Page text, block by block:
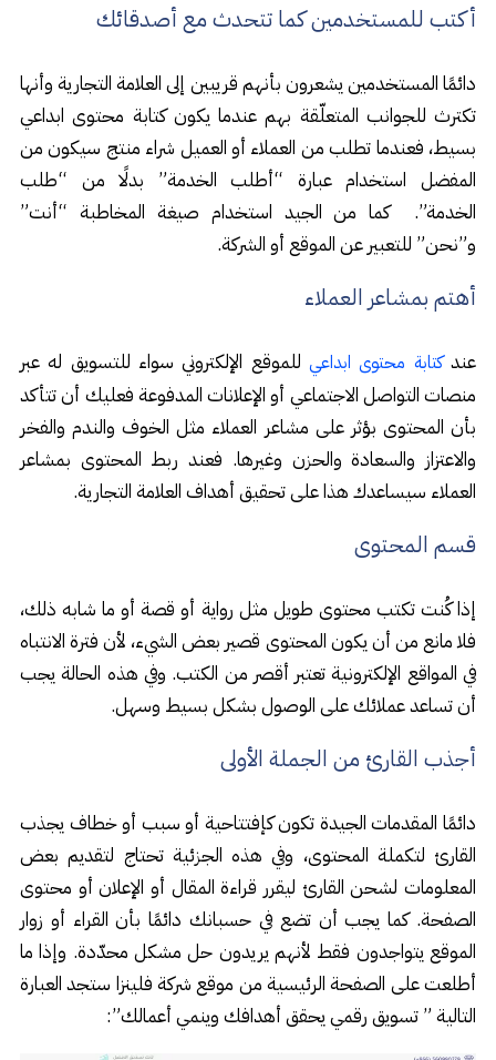
أكتب للمستخدمين كما تتحدث مع أصدقائك
دائمًا المستخدمين يشعرون بأنهم قريبين إلى العلامة التجارية وأنها
تكترث للجوانب المتعلّقة بهم عندما يكون كتابة محتوى ابداعي
بسيط، فعندما تطلب من العملاء أو العميل شراء منتج سيكون من
المفضل استخدام عبارة “أطلب الخدمة” بدلًا من “طلب
الخدمة”. كما من الجيد استخدام صيغة المخاطبة “أنت”
و”نحن” للتعبير عن الموقع أو الشركة.
أهتم بمشاعر العملاء
عندكتابة محتوى ابداعيللموقع الإلكتروني سواء للتسويق له عبر
منصات التواصل الاجتماعي أو الإعلانات المدفوعة فعليك أن تتأكد
بأن المحتوى بؤثر على مشاعر العملاء مثل الخوف والندم والفخر
والاعتزاز والسعادة والحزن وغيرها. فعند ربط المحتوى بمشاعر
العملاء سيساعدك هذا على تحقيق أهداف العلامة التجارية.
قسم المحتوى
إذا كُنت تكتب محتوى طويل مثل رواية أو قصة أو ما شابه ذلك،
فلا مانع من أن يكون المحتوى قصير بعض الشيء، لأن فترة الانتباه
في المواقع الإلكترونية تعتبر أقصر من الكتب. وفي هذه الحالة يجب
أن تساعد عملائك على الوصول بشكل بسيط وسهل.
أجذب القارئ من الجملة الأولى
دائمًا المقدمات الجيدة تكون كإفتتاحية أو سبب أو خطاف يجذب
القارئ لتكملة المحتوى، وفي هذه الجزئية تحتاج لتقديم بعض
المعلومات لشحن القارئ ليقرر قراءة المقال أو الإعلان أو محتوى
الصفحة. كما يجب أن تضع في حسبانك دائمًا بأن القراء أو زوار
الموقع يتواجدون فقط لأنهم يريدون حل مشكل محدّدة. وإذا ما
أطلعت على الصفحة الرئيسية من موقع شركة فلينزا ستجد العبارة
التالية ” تسويق رقمي يحقق أهدافك وينمي أعمالك”: